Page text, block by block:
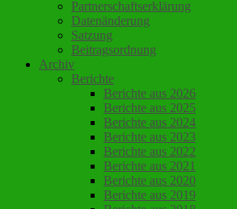
Partnerschaftserklärung
Datenänderung
Satzung
Beitragsordnung
Archiv
Berichte
Berichte aus 2026
Berichte aus 2025
Berichte aus 2024
Berichte aus 2023
Berichte aus 2022
Berichte aus 2021
Berichte aus 2020
Berichte aus 2019